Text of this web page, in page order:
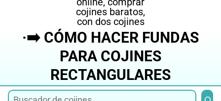
·➡️ CÓMO HACER FUNDAS
PARA COJINES
RECTANGULARES